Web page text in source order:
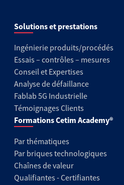
Solutions et prestations
Ingénierie produits/procédés
Essais – contrôles – mesures
Conseil et Expertises
Analyse de défaillance
Fablab 5G Industrielle
Témoignages Clients
Formations Cetim Academy®
Par thématiques
Par briques technologiques
Chaînes de valeur
Qualifiantes - Certifiantes